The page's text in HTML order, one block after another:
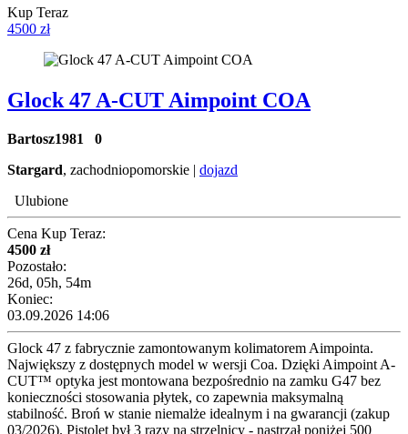
Kup Teraz
4500 zł
Glock 47 A-CUT Aimpoint COA
Bartosz1981 0
Stargard, zachodniopomorskie | dojazd
Ulubione
Cena Kup Teraz:
4500 zł
Pozostało:
26d, 05h, 54m
Koniec:
03.09.2026 14:06
Glock 47 z fabrycznie zamontowanym kolimatorem Aimpointa.
Największy z dostępnych model w wersji Coa. Dzięki Aimpoint A-
CUT™ optyka jest montowana bezpośrednio na zamku G47 bez
konieczności stosowania płytek, co zapewnia maksymalną
stabilność. Broń w stanie niemalże idealnym i na gwarancji (zakup
03/2026). Pistolet był 3 razy na strzelnicy - nastrzał poniżej 500